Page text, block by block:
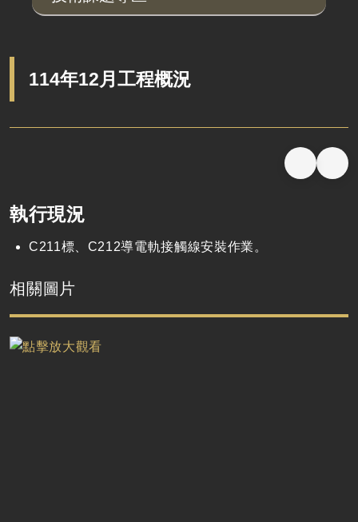
114年12月工程概況
執行現況
C211標、C212導電軌接觸線安裝作業。
相關圖片